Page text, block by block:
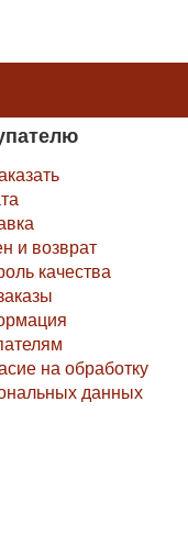
факт, что на всех
строжайшему
и периодические
которых
завода,
сферы, церкви,
ценности, такие,
продукции по всей
и возврат
качества
на обработку
данных